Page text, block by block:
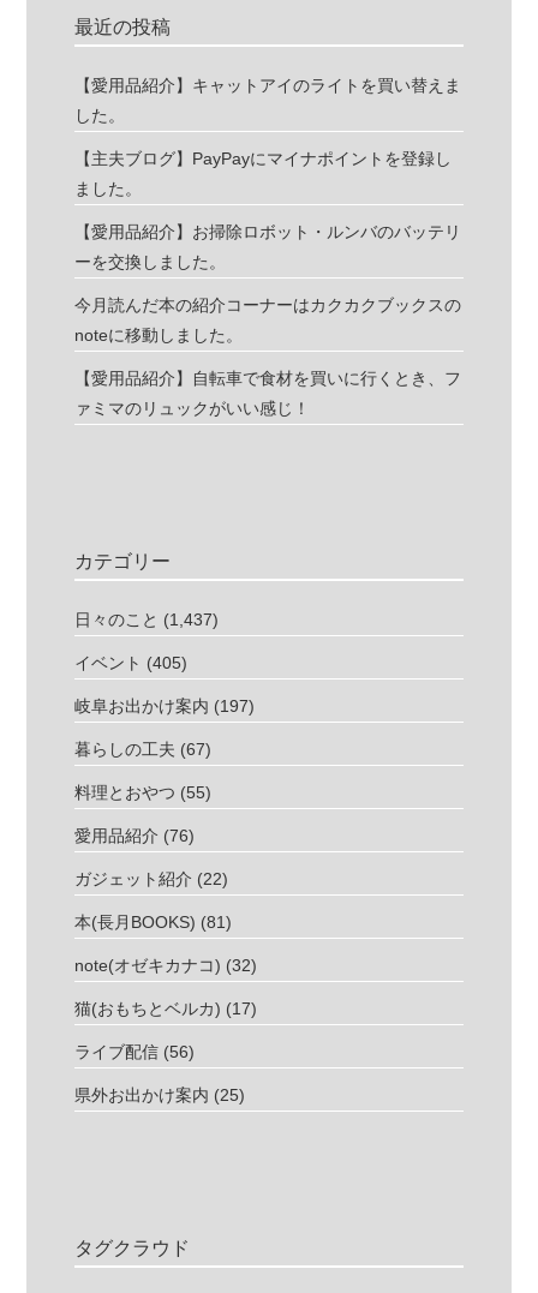
最近の投稿
【愛用品紹介】キャットアイのライトを買い替えま
した。
【主夫ブログ】PayPayにマイナポイントを登録し
ました。
【愛用品紹介】お掃除ロボット・ルンバのバッテリ
ーを交換しました。
今月読んだ本の紹介コーナーはカクカクブックスの
noteに移動しました。
【愛用品紹介】自転車で食材を買いに行くとき、フ
ァミマのリュックがいい感じ！
カテゴリー
日々のこと (1,437)
イベント (405)
岐阜お出かけ案内 (197)
暮らしの工夫 (67)
料理とおやつ (55)
愛用品紹介 (76)
ガジェット紹介 (22)
本(長月BOOKS) (81)
note(オゼキカナコ) (32)
猫(おもちとベルカ) (17)
ライブ配信 (56)
県外お出かけ案内 (25)
タグクラウド